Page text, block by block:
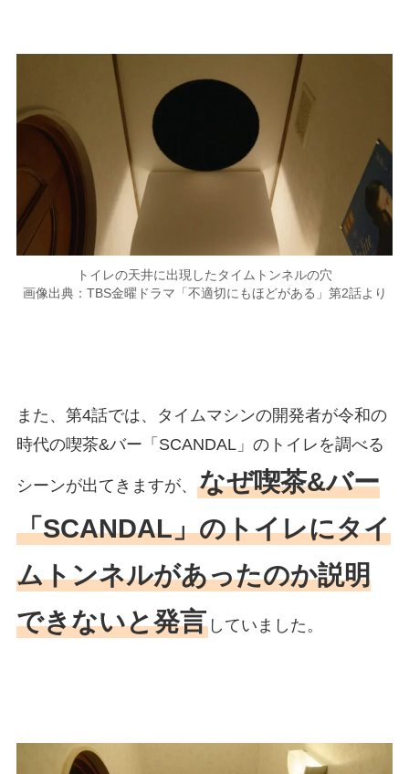
トイレの天井に出現したタイムトンネルの穴
画像出典：TBS金曜ドラマ「不適切にもほどがある」第2話より
また、第4話では、タイムマシンの開発者が令和の
時代の喫茶&バー「SCANDAL」のトイレを調べる
シーンが出てきますが、 なぜ喫茶&バー
「SCANDAL」のトイレにタイ
ムトンネルがあったのか説明
できないと発言していました。